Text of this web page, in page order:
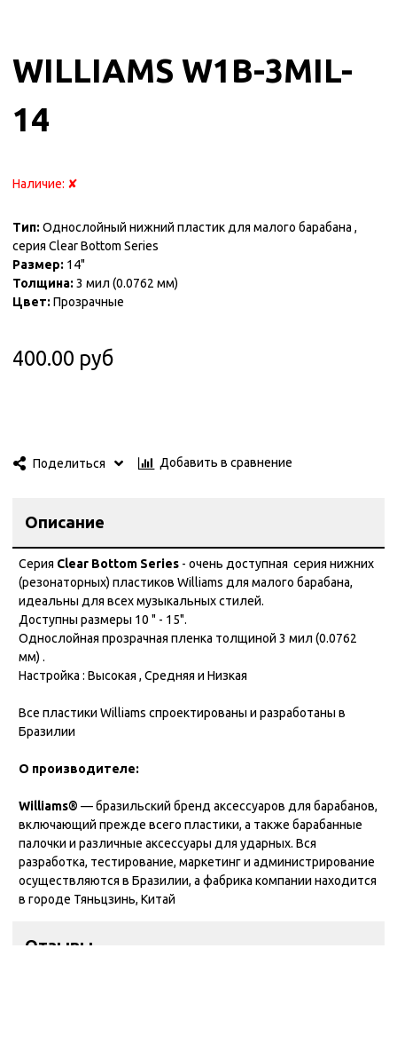
WILLIAMS W1B-3MIL-
14
Наличие: ✘
Тип: Однослойный нижний пластик для малого барабана ,
серия Clear Bottom Series
Размер: 14"
Толщина: 3 мил (0.0762 мм)
Цвет: Прозрачные
400.00 руб
Поделиться Добавить в сравнение
Описание
Серия Clear Bottom Series - очень доступная серия нижних
(резонаторных) пластиков Williams для малого барабана,
идеальны для всех музыкальных стилей.
Доступны размеры 10 " - 15".
Однослойная прозрачная пленка толщиной 3 мил (0.0762
мм) .
Настройка : Высокая , Средняя и Низкая
Все пластики Williams спроектированы и разработаны в
Бразилии
О производителе:
Williams® — бразильский бренд аксессуаров для барабанов,
включающий прежде всего пластики, а также барабанные
палочки и различные аксессуары для ударных. Вся
разработка, тестирование, маркетинг и администрирование
осуществляются в Бразилии, а фабрика компании находится
в городе Тяньцзинь, Китай
Отзывы